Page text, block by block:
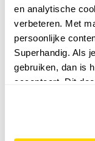
en analytische
verbeteren. Met
persoonlijke
Superhandig. Als
gebruiken, dan is
accepteert. Dit
website niet